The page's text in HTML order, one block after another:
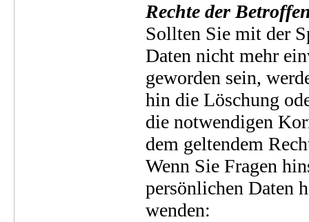
Rechte der
Sollten Sie mit der
Daten nicht mehr
geworden sein,
hin die Löschung
die notwendigen
dem geltendem
Wenn Sie Fragen
persönlichen Daten
wenden: